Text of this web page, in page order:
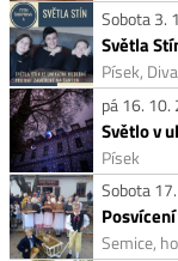
Sobota 3.
Světla
Písek,
pá 16.
Světlo v
Písek
Sobota
Semice,